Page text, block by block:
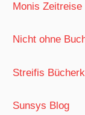
Monis Zeitreise
Nicht ohne
Streifis
Sunsys Blog